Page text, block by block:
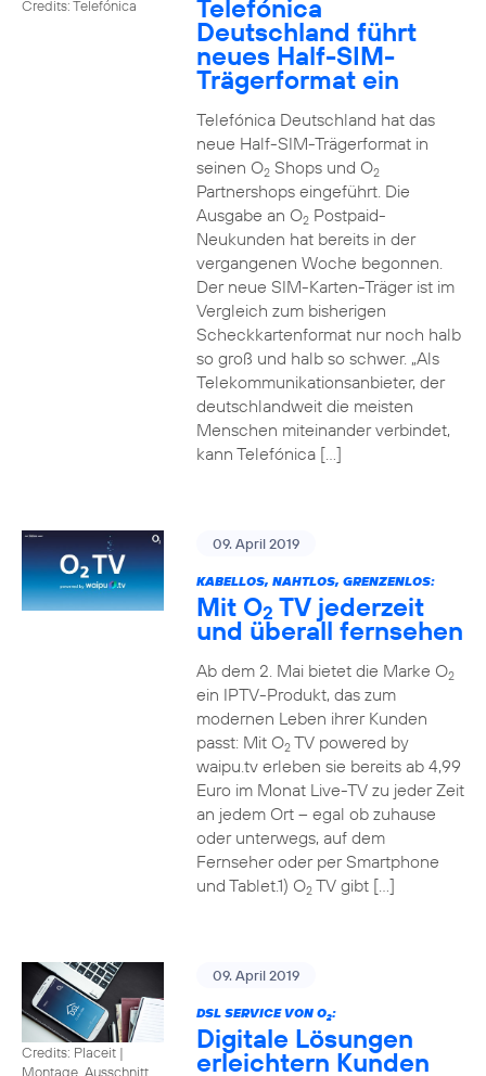
Credits: Telefónica Telefónica
Deutschland führt
neues Half-SIM-
Trägerformat ein
Telefónica Deutschland hat das
neue Half-SIM-Trägerformat in
seinen O2Shops und O2
Partnershops eingeführt. Die
Ausgabe an O2Postpaid-
Neukunden hat bereits in der
vergangenen Woche begonnen.
Der neue SIM-Karten-Träger ist im
Vergleich zum bisherigen
Scheckkartenformat nur noch halb
so groß und halb so schwer. „Als
Telekommunikationsanbieter, der
deutschlandweit die meisten
Menschen miteinander verbindet,
kann Telefónica […]
09. April 2019
KABELLOS, NAHTLOS, GRENZENLOS:
Mit O2 TV jederzeit
und überall fernsehen
Ab dem 2. Mai bietet die Marke O2
ein IPTV-Produkt, das zum
modernen Leben ihrer Kunden
passt: Mit O2TV powered by
waipu.tv erleben sie bereits ab 4,99
Euro im Monat Live-TV zu jeder Zeit
an jedem Ort – egal ob zuhause
oder unterwegs, auf dem
Fernseher oder per Smartphone
und Tablet.1) O2TV gibt […]
Credits: Placeit |
Montage, Ausschnitt
09. April 2019
DSL SERVICE VON O2:
Digitale Lösungen
erleichtern Kunden